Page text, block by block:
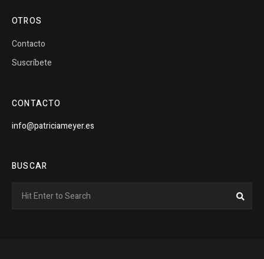
OTROS
Contacto
Suscríbete
CONTACTO
info@patriciameyer.es
BUSCAR
for: